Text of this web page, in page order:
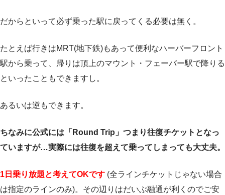
だからといって必ず乗った駅に戻ってくる必要は無く。
たとえば行きはMRT(地下鉄)もあって便利なハーバーフロント
駅から乗って、帰りは頂上のマウント・フェーバー駅で降りる
といったこともできますし。
あるいは逆もできます。
ちなみに公式には「Round Trip」つまり往復チケットとなっ
ていますが…実際には往復を超えて乗ってしまっても大丈夫。
1日乗り放題と考えてOKです (全ラインチケットじゃない場合
は指定のラインのみ)。その辺りはだいぶ融通が利くのでご安